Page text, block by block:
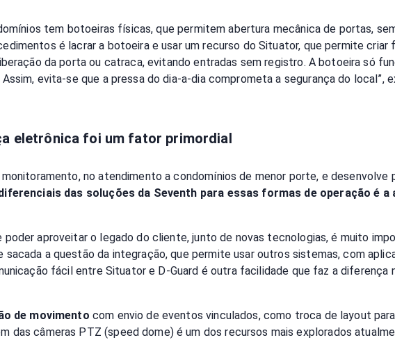
tem botoeiras físicas, que permitem abertura mecânica de portas,
é lacrar a botoeira e usar um recurso do Situator, que permite
da porta ou catraca, evitando entradas sem registro. A botoeira só
evita-se que a pressa do dia-a-dia comprometa a segurança do local”,
eletrônica foi um fator primordial
no atendimento a condomínios de menor porte, e desenvolve
das soluções da Seventh para essas formas de operação é
poder aproveitar o legado do cliente, junto de novas tecnologias, é muito
sacada a questão da integração, que permite usar outros sistemas, com
fácil entre Situator e D-Guard é outra facilidade que faz a diferença
de movimento com envio de eventos vinculados, como troca de layout
das câmeras PTZ (speed dome) é um dos recursos mais explorados